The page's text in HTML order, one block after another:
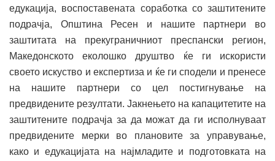
едукација, воспоставената соработка со заштитените
подрачја, Општина Ресен и нашите партнери во
заштитата на прекуграничниот преспански регион,
Македонското еколошко друштво ќе ги искористи
своето искуство и експертиза и ќе ги сподели и пренесе
на нашите партнери со цел постигнување на
предвидените резултати. Јакнењето на капацитетите на
заштитените подрачја за да можат да ги исполнуваат
предвидените мерки во плановите за управување,
како и едукацијата на најмладите и подготовката на